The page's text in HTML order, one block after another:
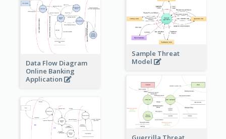
Data Flow Diagram
Online Banking
Application
Sample Threat
Model